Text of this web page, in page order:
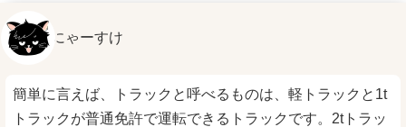
にゃーすけ
簡単に言えば、トラックと呼べるものは、軽トラックと1t
トラックが普通免許で運転できるトラックです。2tトラッ